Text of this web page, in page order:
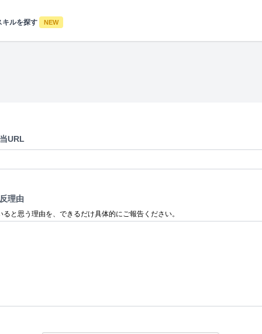
キルを探す NEW
URL
理由
ると思う理由を、できるだけ具体的にご報告ください。